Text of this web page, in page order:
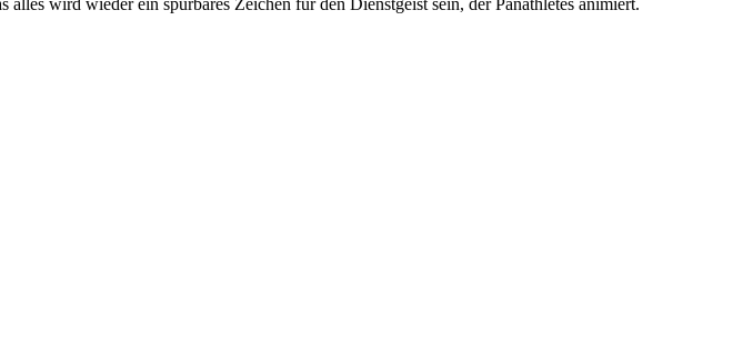
wird wieder ein spürbares Zeichen für den Dienstgeist sein, der Panathletes animiert.